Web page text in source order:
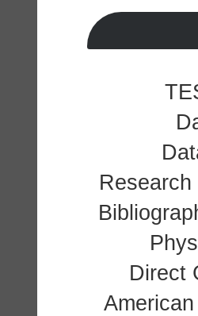
Direct